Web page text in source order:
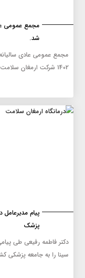
مجمع عمومی
شد.
1402 شرکت ارمغان سلامت کودک با حضور اکثریت سهامداران برگزار شد.
پیام
پزشک
دکتر فاطمه رفیعی طی
سینا را به جامعه پزشکی